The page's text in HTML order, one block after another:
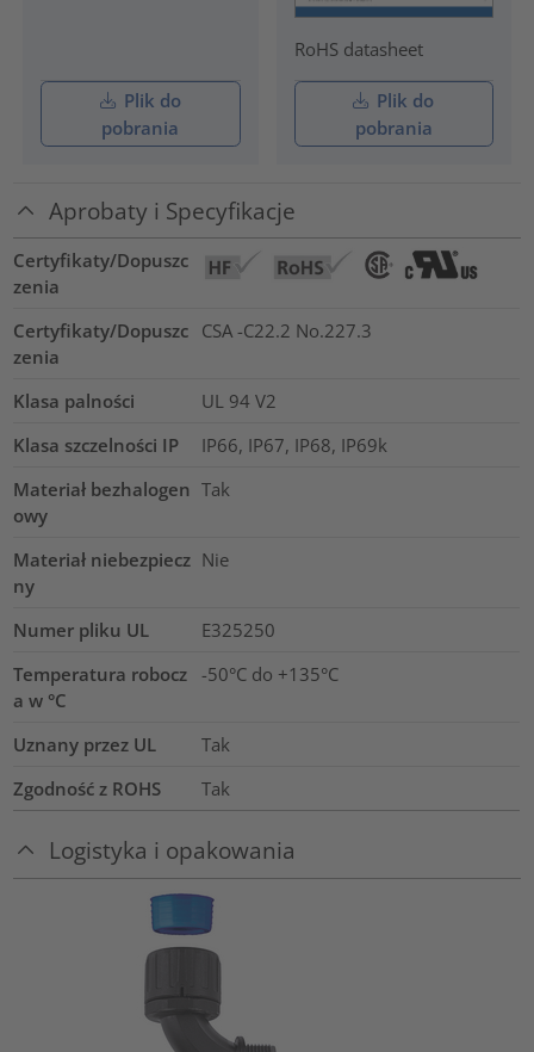
Plik do
pobrania
RoHS datasheet
Plik do
pobrania
Aprobaty i Specyfikacje
Certyfikaty/Dopuszc
zenia
Certyfikaty/Dopuszc
zenia
CSA -C22.2 No.227.3
Klasa palności
UL 94 V2
Klasa szczelności IP
IP66, IP67, IP68, IP69k
Materiał bezhalogen
owy
Tak
Materiał niebezpiecz
ny
Nie
Numer pliku UL
E325250
Temperatura robocz
a w °C
-50°C do +135°C
Uznany przez UL
Tak
Zgodność z ROHS
Tak
Logistyka i opakowania